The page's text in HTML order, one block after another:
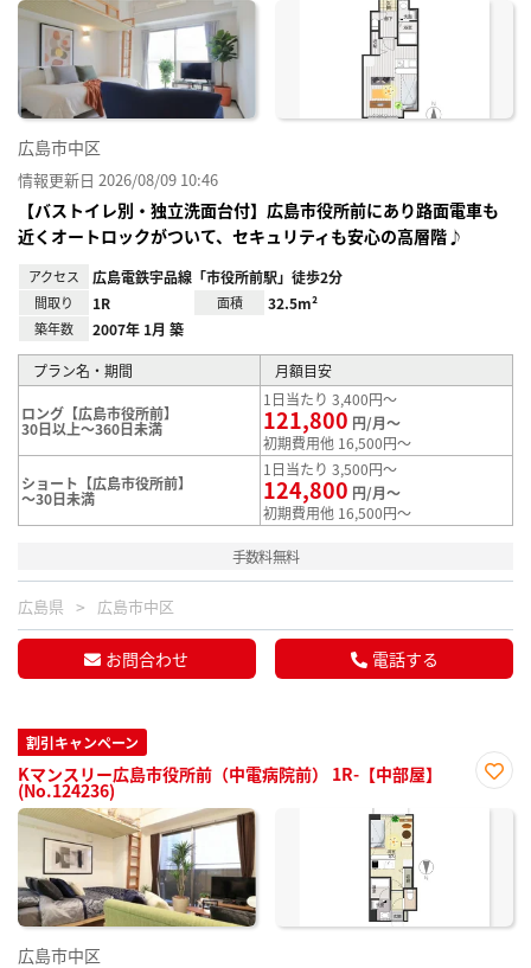
に入
広島市中区
情報更新日 2026/08/09 10:46
【バストイレ別・独立洗面台付】広島市役所前にあり路面電車も
近くオートロックがついて、セキュリティも安心の高層階♪
アクセス 広島電鉄宇品線「市役所前駅」徒歩2分
間取り 1R 面積 32.5m²
築年数 2007年 1月 築
プラン名・期間 月額目安
ロング【広島市役所前】
30日以上～360日未満
1日当たり 3,400円～
121,800 円/月～
初期費用他 16,500円～
ショート【広島市役所前】
～30日未満
1日当たり 3,500円～
124,800 円/月～
初期費用他 16,500円～
手数料無料
広島県 広島市中区
お問合わせ 電話する
割引キャンペーン
Kマンスリー広島市役所前（中電病院前） 1R-【中部屋】
(No.124236)
に入
広島市中区